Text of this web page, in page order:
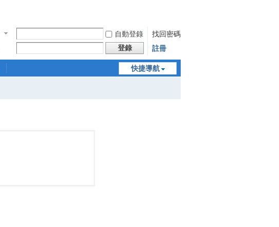
自動登錄
找回密碼
登錄 註冊
快捷導航